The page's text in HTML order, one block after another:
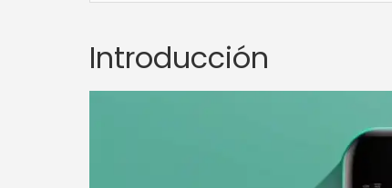
Introducción